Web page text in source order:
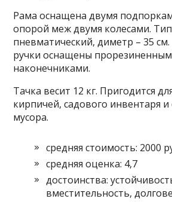
Рама оснащена двумя
опорой меж двумя колесами. Тип
пневматический, диметр – 35
ручки оснащены
наконечниками.
Тачка весит 12 кг. Пригодится
кирпичей, садового инвентаря и
мусора.
средняя стоимость: 2000
средняя оценка: 4,7
достоинства:
вместительность,